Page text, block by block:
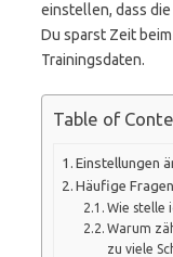
einstellen, dass
Du sparst Zeit
Trainingsdaten.
Table of
Einstellungen
Häufige Fragen
Wie stelle
Warum
zu viele